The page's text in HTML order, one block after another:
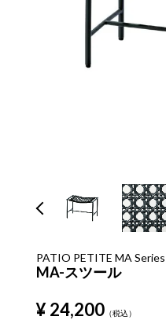
PATIO PETITE MA Series
MA-スツール
¥24,200 税込